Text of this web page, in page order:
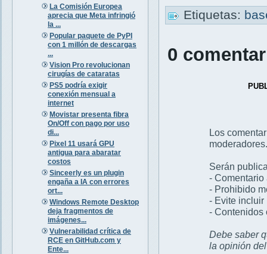
La Comisión Europea
aprecia que Meta infringió
la ...
Popular paquete de PyPI
con 1 millón de descargas
...
Vision Pro revolucionan
cirugías de cataratas
PS5 podría exigir
conexión mensual a
internet
Movistar presenta fibra
On/Off con pago por uso
di...
Pixel 11 usará GPU
antigua para abaratar
costos
Sinceerly es un plugin
engaña a IA con errores
ort...
Windows Remote Desktop
deja fragmentos de
imágenes...
Vulnerabilidad crítica de
RCE en GitHub.com y
Ente...
Etiquetas:
0
Los
moderadores.
Serán
- Comentario
- Prohibido
- Evite incluir
- Contenidos
Debe saber
la opinión